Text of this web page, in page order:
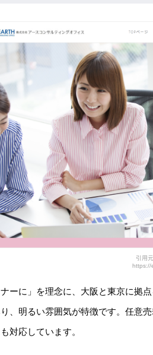
引用
https://
ナーに」を理念に、大阪と東京に拠
、明るい雰囲気が特徴です。任意
対応しています。